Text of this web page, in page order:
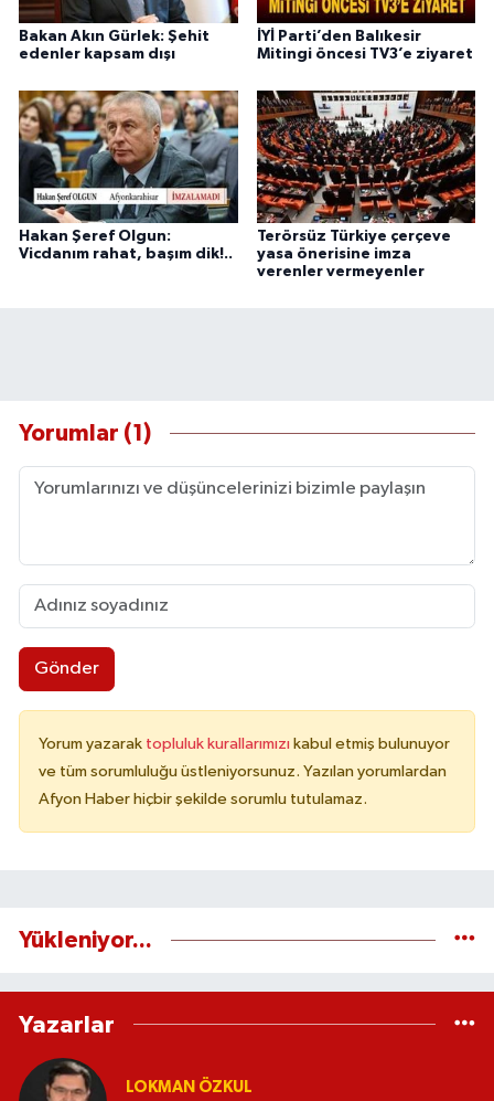
Bakan Akın Gürlek: Şehit
edenler kapsam dışı
İYİ Parti’den Balıkesir
Mitingi öncesi TV3’e ziyaret
Hakan Şeref Olgun:
Vicdanım rahat, başım dik!..
Terörsüz Türkiye çerçeve
yasa önerisine imza
verenler vermeyenler
Yorumlar (1)
Gönder
Yorum yazarak topluluk kurallarımızı kabul etmiş bulunuyor
ve tüm sorumluluğu üstleniyorsunuz. Yazılan yorumlardan
Afyon Haber hiçbir şekilde sorumlu tutulamaz.
Yükleniyor...
Yazarlar
LOKMAN ÖZKUL